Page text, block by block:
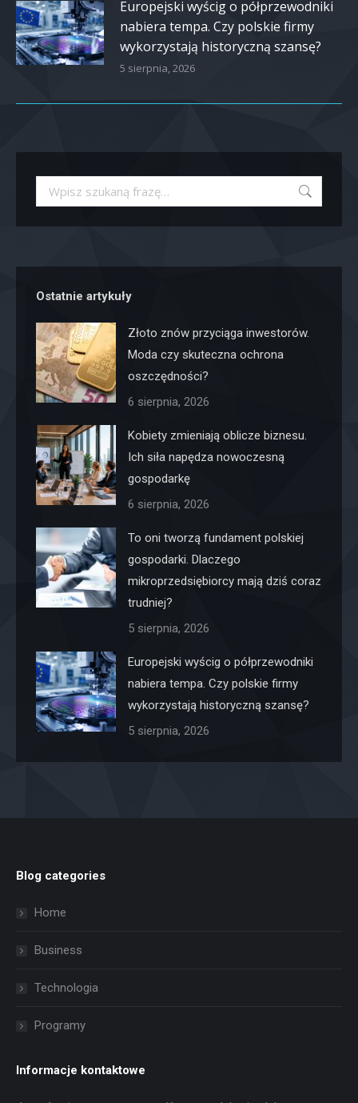
Europejski wyścig o półprzewodniki
nabiera tempa. Czy polskie firmy
wykorzystają historyczną szansę?
5 sierpnia, 2026
Szukaj:
Ostatnie artykuły
Złoto znów przyciąga inwestorów.
Moda czy skuteczna ochrona
oszczędności?
6 sierpnia, 2026
Kobiety zmieniają oblicze biznesu.
Ich siła napędza nowoczesną
gospodarkę
6 sierpnia, 2026
To oni tworzą fundament polskiej
gospodarki. Dlaczego
mikroprzedsiębiorcy mają dziś coraz
trudniej?
5 sierpnia, 2026
Europejski wyścig o półprzewodniki
nabiera tempa. Czy polskie firmy
wykorzystają historyczną szansę?
5 sierpnia, 2026
Blog categories
Home
Business
Technologia
Programy
Informacje kontaktowe